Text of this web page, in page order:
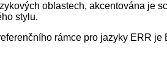
oblastech, akcentována je
stylu.
rámce pro jazyky ERR je